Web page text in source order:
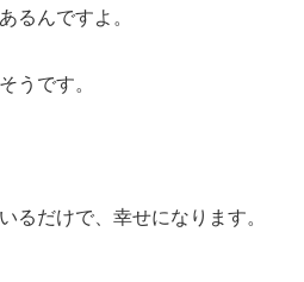
るんですよ。
うです。
るだけで、幸せになります。